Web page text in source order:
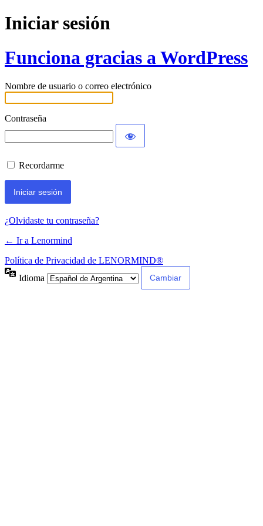
Iniciar sesión
Funciona gracias a WordPress
Nombre de usuario o correo electrónico
Contraseña
Recordarme
¿Olvidaste tu contraseña?
← Ir a Lenormind
Política de Privacidad de LENORMIND®
Idioma